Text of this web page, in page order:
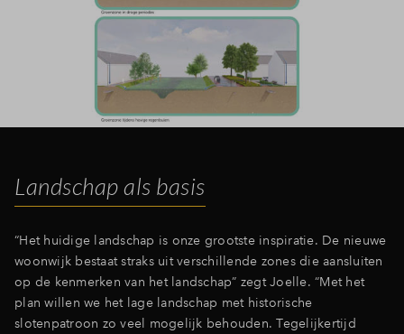
Landschap als basis
“Het huidige landschap is onze grootste inspiratie. De nieuwe
woonwijk bestaat straks uit verschillende zones die aansluiten
op de kenmerken van het landschap” zegt Joelle. “Met het
plan willen we het lage landschap met historische
slotenpatroon zo veel mogelijk behouden. Tegelijkertijd